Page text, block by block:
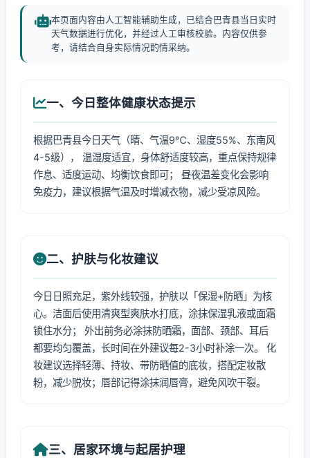
本页面内容由人工智能辅助生成，已结合巴青县当日实时
天气数据进行优化，并经过人工审核校验。内容仅供参
考，请结合自身实际情况酌情采纳。
一、今日整体健康状态提示
根据巴青县今日天气（晴、气温9℃、湿度55%、东南风
4-5级）， 温湿度适宜，身体舒适度较高，重点保持规律
作息、适度运动、均衡饮食即可； 昼夜温差变化会影响
免疫力，建议根据气温及时增减衣物，减少受凉风险。
二、护肤与化妆建议
今日日照充足，紫外线较强，护肤以「保湿+防晒」为核
心。洁面后使用清爽型爽肤水打底，涂抹保湿乳液或面霜
锁住水分； 外出前务必涂抹防晒霜，面部、颈部、耳后
都要均匀覆盖，长时间在外建议每2-3小时补涂一次。 化
妆建议选择轻薄、持妆、带防晒值的底妆，搭配定妆散
粉，减少脱妆；唇部记得涂抹润唇膏，避免风吹干裂。
三、居家环境与起居护理